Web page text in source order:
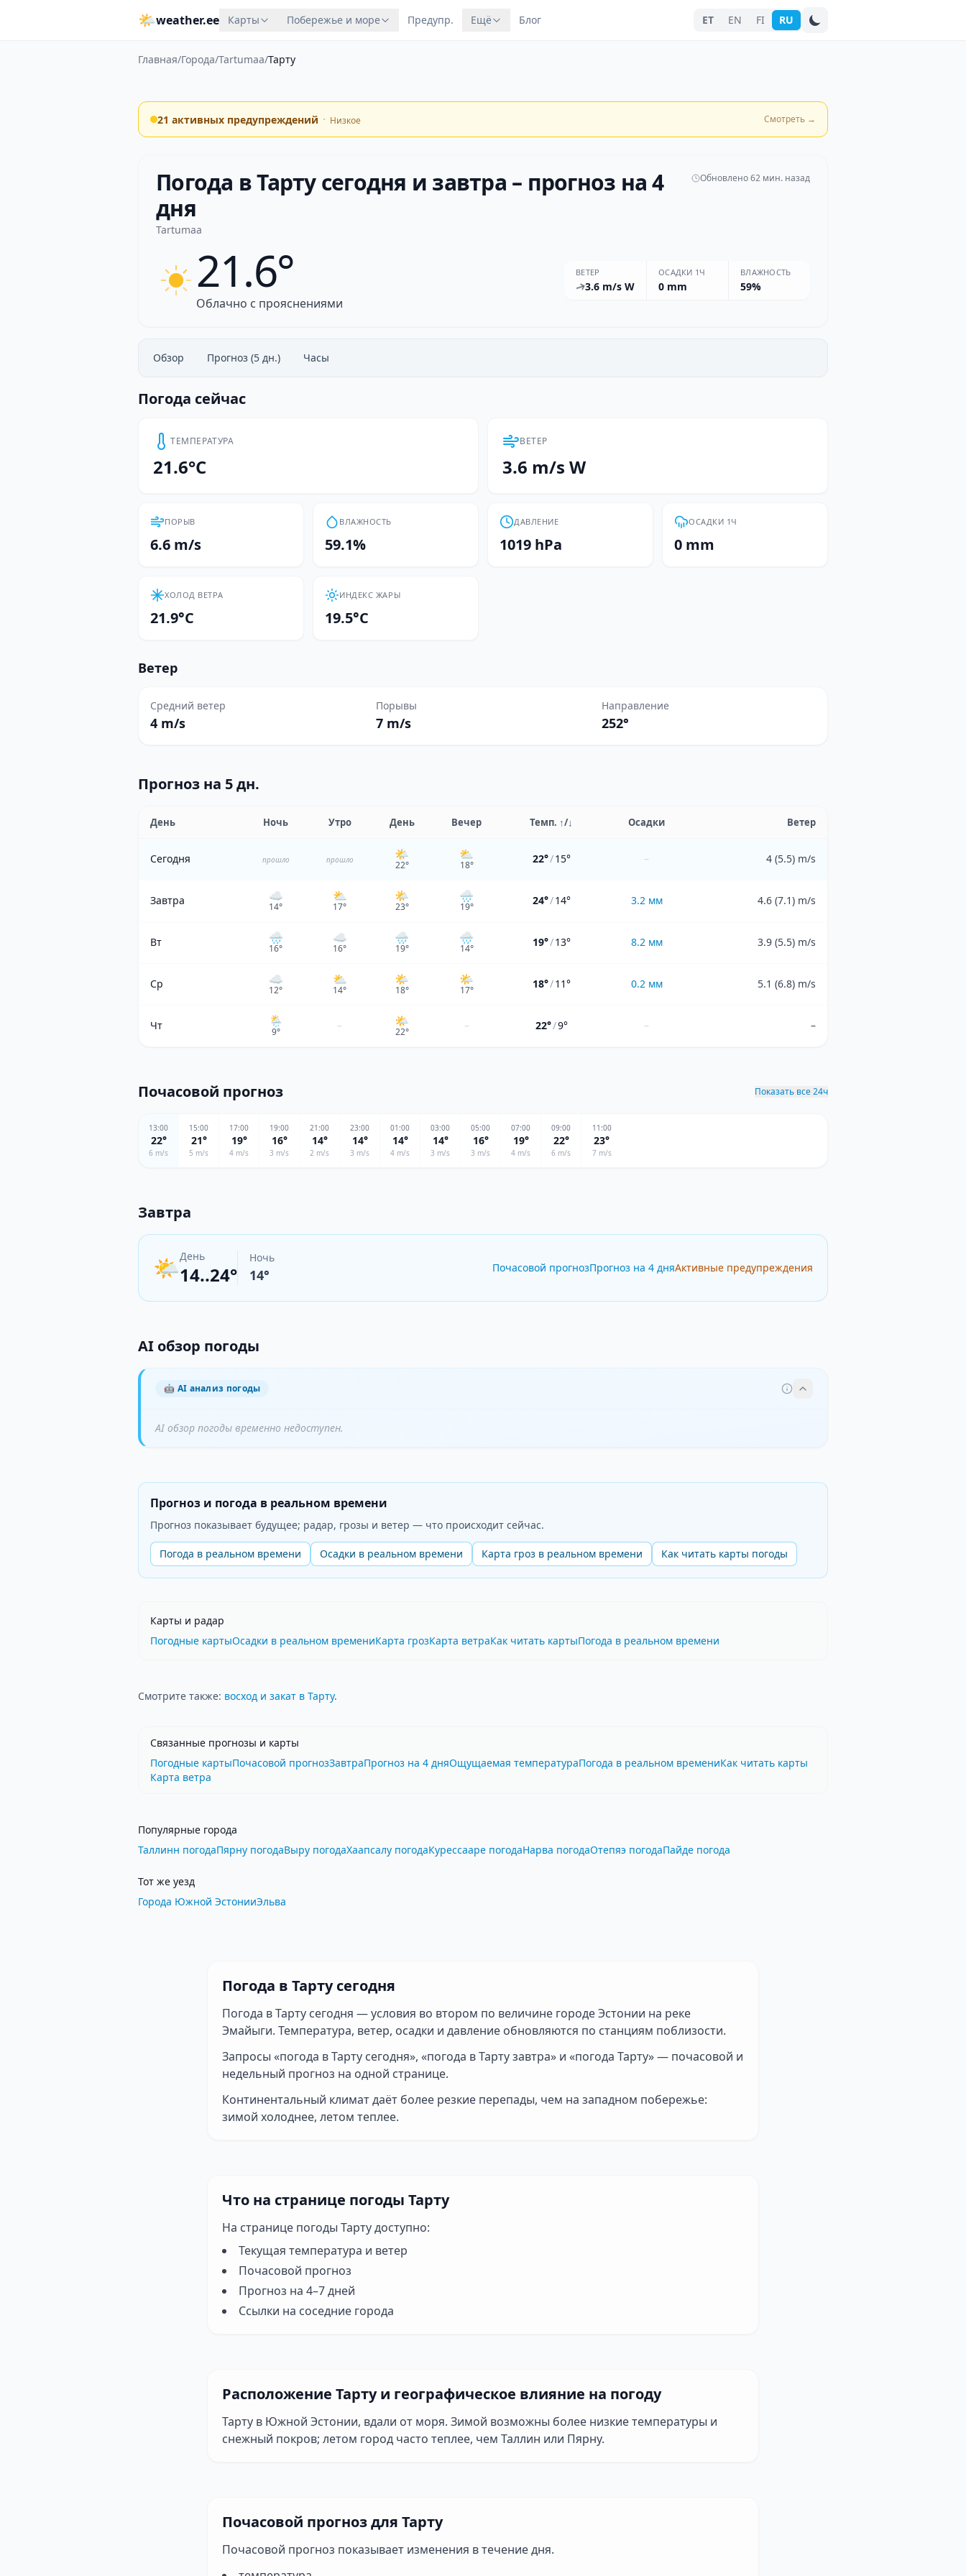
🌤weather.ee Карты Побережье и море Предупр. Ещё Блог Поиск города
ET EN FI RU
Главная/Города/Tartumaa/Тарту
21 активных предупреждений · Низкое Смотреть →
Погода в Тарту сегодня и завтра – прогноз на 4
дня
Tartumaa
Обновлено 62 мин. назад
21.6°
Облачно с прояснениями
ВЕТЕР
3.6 m/s W
ОСАДКИ 1Ч
0 mm
ВЛАЖНОСТЬ
59%
Обзор Прогноз (5 дн.) Часы
Погода сейчас
ТЕМПЕРАТУРА
21.6°C
ВЕТЕР
3.6 m/s W
ПОРЫВ
6.6 m/s
ВЛАЖНОСТЬ
59.1%
ДАВЛЕНИЕ
1019 hPa
ОСАДКИ 1Ч
0 mm
ХОЛОД ВЕТРА
21.9°C
ИНДЕКС ЖАРЫ
19.5°C
Ветер
Средний ветер
4 m/s
Порывы
7 m/s
Направление
252°
Прогноз на 5 дн.
День Ночь Утро День Вечер Темп. ↑/↓ Осадки Ветер
Сегодня прошло прошло 🌤️
22°
⛅
18° 22°/15° – 4 (5.5) m/s
Завтра ☁️
14°
⛅
17°
🌤️
23°
🌧️
19° 24°/14° 3.2 мм 4.6 (7.1) m/s
Вт 🌧️
16°
☁️
16°
🌧️
19°
🌧️
14° 19°/13° 8.2 мм 3.9 (5.5) m/s
Ср ☁️
12°
⛅
14°
🌤️
18°
🌤️
17° 18°/11° 0.2 мм 5.1 (6.8) m/s
Чт 🌦
9° – 🌤
22° – 22°/9° – –
Почасовой прогноз Показать все 24ч
13:00
22°
6 m/s
15:00
21°
5 m/s
17:00
19°
4 m/s
19:00
16°
3 m/s
21:00
14°
2 m/s
23:00
14°
3 m/s
01:00
14°
4 m/s
03:00
14°
3 m/s
05:00
16°
3 m/s
07:00
19°
4 m/s
09:00
22°
6 m/s
11:00
23°
7 m/s
Завтра
🌤️День
14..24°
Ночь
14° Почасовой прогнозПрогноз на 4 дняАктивные предупреждения
AI обзор погоды
🤖 AI анализ погоды
AI обзор погоды временно недоступен.
Прогноз и погода в реальном времени
Прогноз показывает будущее; радар, грозы и ветер — что происходит сейчас.
Погода в реальном времени Осадки в реальном времени Карта гроз в реальном времени Как читать карты погоды
Карты и радар
Погодные картыОсадки в реальном времениКарта грозКарта ветраКак читать картыПогода в реальном времени
Смотрите также: восход и закат в Тарту.
Связанные прогнозы и карты
Погодные картыПочасовой прогнозЗавтраПрогноз на 4 дняОщущаемая температураПогода в реальном времениКак читать карты
Карта ветра
Популярные города
Таллинн погодаПярну погодаВыру погодаХаапсалу погодаКурессааре погодаНарва погодаОтепяэ погодаПайде погода
Тот же уезд
Города Южной ЭстонииЭльва
Погода в Тарту сегодня
Погода в Тарту сегодня — условия во втором по величине городе Эстонии на реке
Эмайыги. Температура, ветер, осадки и давление обновляются по станциям поблизости.
Запросы «погода в Тарту сегодня», «погода в Тарту завтра» и «погода Тарту» — почасовой и
недельный прогноз на одной странице.
Континентальный климат даёт более резкие перепады, чем на западном побережье:
зимой холоднее, летом теплее.
Что на странице погоды Тарту
На странице погоды Тарту доступно:
Текущая температура и ветер
Почасовой прогноз
Прогноз на 4–7 дней
Ссылки на соседние города
Расположение Тарту и географическое влияние на погоду
Тарту в Южной Эстонии, вдали от моря. Зимой возможны более низкие температуры и
снежный покров; летом город часто теплее, чем Таллин или Пярну.
Почасовой прогноз для Тарту
Почасовой прогноз показывает изменения в течение дня.